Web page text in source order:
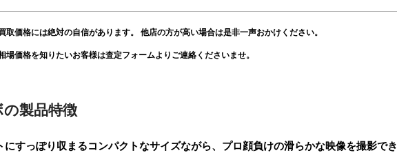
価格には絶対の自信があります。 他店の方が高い場合は是非一声おかけください。
価格を知りたいお客様は査定フォームよりご連絡くださいませ。
製品特徴
すっぽり収まるコンパクトなサイズながら、プロ顔負けの滑らかな映像を撮影でき